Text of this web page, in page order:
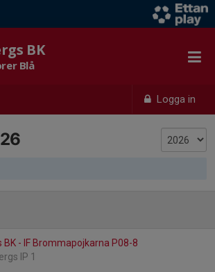
Logga in
BK
Blå
BK - IF Brommapojkarna P08-8
IP 1